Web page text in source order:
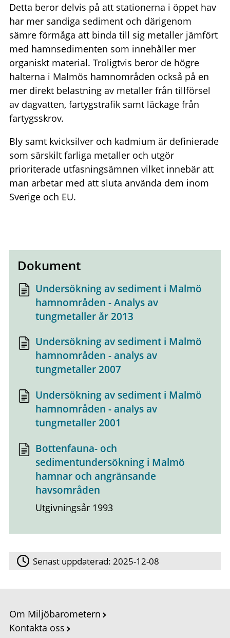
Detta beror delvis på att stationerna i öppet hav
har mer sandiga sediment och därigenom
sämre förmåga att binda till sig metaller jämfört
med hamnsedimenten som innehåller mer
organiskt material. Troligtvis beror de högre
halterna i Malmös hamnområden också på en
mer direkt belastning av metaller från tillförsel
av dagvatten, fartygstrafik samt läckage från
fartygsskrov.
Bly samt kvicksilver och kadmium är definierade
som särskilt farliga metaller och utgör
prioriterade utfasningsämnen vilket innebär att
man arbetar med att sluta använda dem inom
Sverige och EU.
Dokument
Undersökning av sediment i Malmö
hamnområden - Analys av
tungmetaller år 2013
Undersökning av sediment i Malmö
hamnområden - analys av
tungmetaller 2007
Undersökning av sediment i Malmö
hamnområden - analys av
tungmetaller 2001
Bottenfauna- och
sedimentundersökning i Malmö
hamnar och angränsande
havsområden
Utgivningsår 1993
Senast uppdaterad:2025-12-08
Om Miljöbarometern
Kontakta oss